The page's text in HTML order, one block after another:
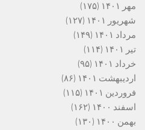
مهر ۱۴۰۱
(۱۷۵)
شهریور ۱۴۰۱
(۱۲۷)
مرداد ۱۴۰۱
(۱۴۹)
تیر ۱۴۰۱
(۱۱۴)
خرداد ۱۴۰۱
(۹۵)
اردیبهشت ۱۴۰۱
(۸۶)
فروردین ۱۴۰۱
(۱۱۵)
اسفند ۱۴۰۰
(۱۶۲)
بهمن ۱۴۰۰
(۱۳۰)